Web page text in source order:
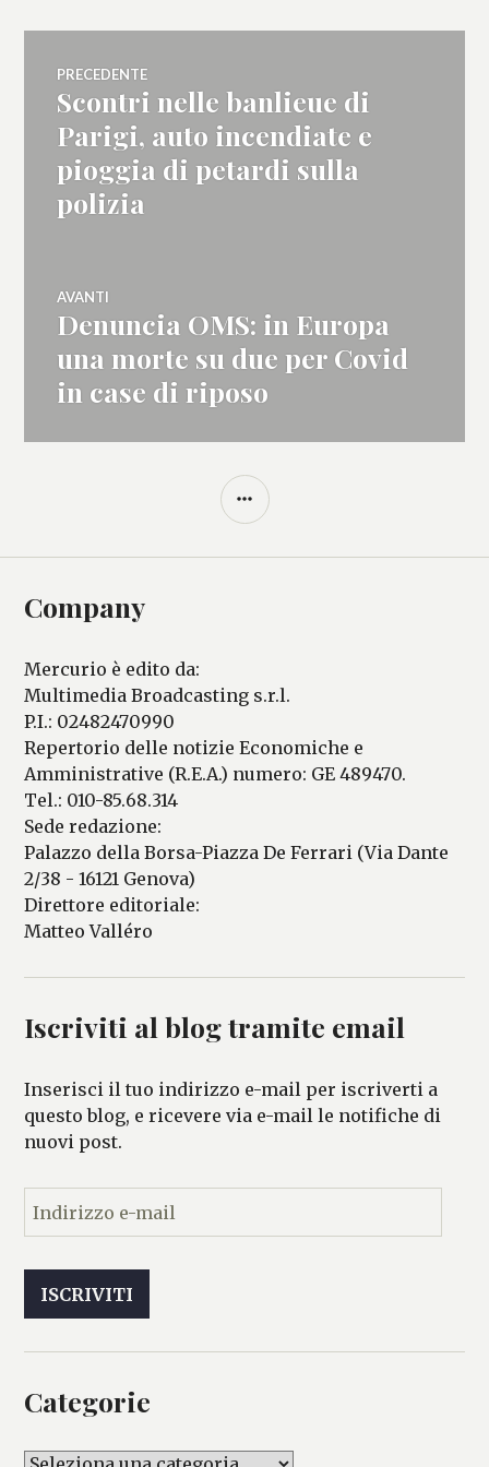
Navigazione
articoli
PRECEDENTE
Articolo
precedente:
Scontri nelle banlieue di
Parigi, auto incendiate e
pioggia di petardi sulla
polizia
AVANTI
Articolo
Denuncia OMS: in Europa
una morte su due per Covid
in case di riposo
BARRA
Company
Mercurio è edito da:
Multimedia Broadcasting s.r.l.
P.I.: 02482470990
Repertorio delle notizie Economiche e
Amministrative (R.E.A.) numero: GE 489470.
Tel.: 010-85.68.314
Sede redazione:
Palazzo della Borsa-Piazza De Ferrari (Via Dante
2/38 - 16121 Genova)
Direttore editoriale:
Matteo Valléro
Iscriviti al blog tramite email
Inserisci il tuo indirizzo e-mail per iscriverti a
questo blog, e ricevere via e-mail le notifiche di
nuovi post.
n
z
o
-
ISCRIVITI
Categorie
C